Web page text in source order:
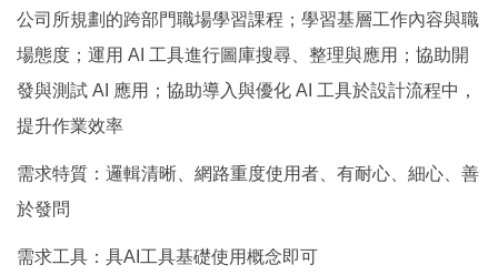
公司所規劃的跨部門職場學習課程；學習基層工作內容與職
場態度；運用 AI 工具進行圖庫搜尋、整理與應用；協助開
發與測試 AI 應用；協助導入與優化 AI 工具於設計流程中，
提升作業效率
需求特質：邏輯清晰、網路重度使用者、有耐心、細心、善
於發問
需求工具：具AI 工具基礎使用概念即可